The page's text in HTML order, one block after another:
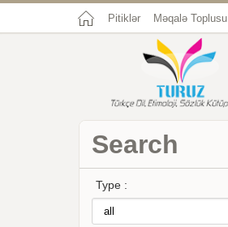
Pitiklər Məqalə Toplusu
Search
Type :